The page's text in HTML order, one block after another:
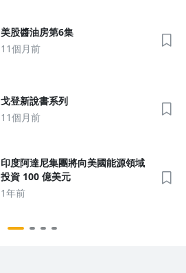
美股醬油房第6集
11個月前
戈登新說書系列
11個月前
印度阿達尼集團將向美國能源領域
投資 100 億美元
1年前